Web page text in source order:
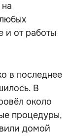
и от работы
в последнее
В
около
процедуры,
домой